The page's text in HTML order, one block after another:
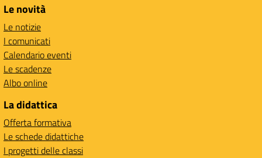
Le novità
Le notizie
I comunicati
Calendario eventi
Le scadenze
Albo online
La didattica
Offerta formativa
Le schede didattiche
I progetti delle classi